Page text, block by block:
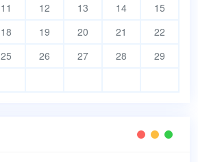
11 12 13 14
15
18 19 20 21
22
25 26 27 28
29